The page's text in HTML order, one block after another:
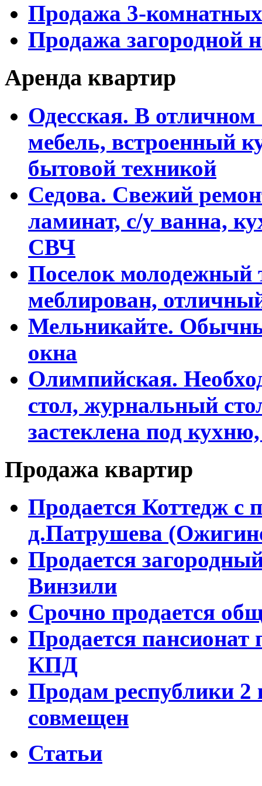
Продажа 3-
Продажа загородной
Аренда квартир
Одесская. В отличном
мебель, встроенный
бытовой техникой
Седова. Свежий
ламинат, с/у ванна,
СВЧ
Поселок молодежный
меблирован,
Мельникайте.
окна
Олимпийская.
стол, журнальный
застеклена под
Продажа квартир
Продается Коттедж с
д.Патрушева
Продается
Винзили
Срочно продается
Продается
КПД
Продам республики 2
совмещен
Статьи